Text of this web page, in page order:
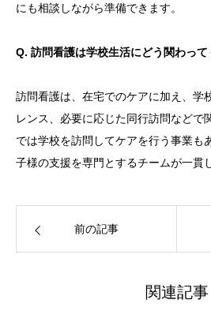
にも相談しながら準備できます。
Q. 訪問看護は学校生活にどう関わって
訪問看護は、在宅でのケアに加え、学
レンス、必要に応じた同行訪問などで
では学校を訪問してケアを行う事業も
子様の支援を専門とするチームが一貫
前の記事
関連記事